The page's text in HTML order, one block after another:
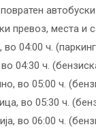
превоз, места и
во 04:00 ч.
04:30 ч.
во 05:00 ч.
во 05:30 ч.
во 06:00 ч.